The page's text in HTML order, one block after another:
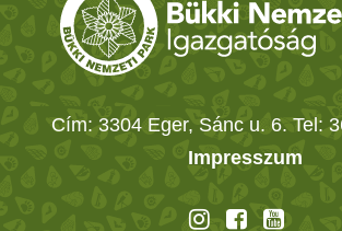
Cím: 3304 Eger, Sánc u. 6. Tel:
Impresszum